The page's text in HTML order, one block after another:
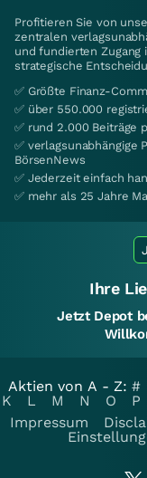
Profitieren Sie von
zentralen
und fundierten
strategische
✅ Größte Finanz-
✅ über 550.000
✅ rund 2.000 Beiträge
✅ verlagsunabhängige
BörsenNews
✅ Jederzeit einfach
✅ mehr als 25 Jahre
Ihre
Jetzt Depot
Aktien von A - Z: #
K
L M N O P
Impressum